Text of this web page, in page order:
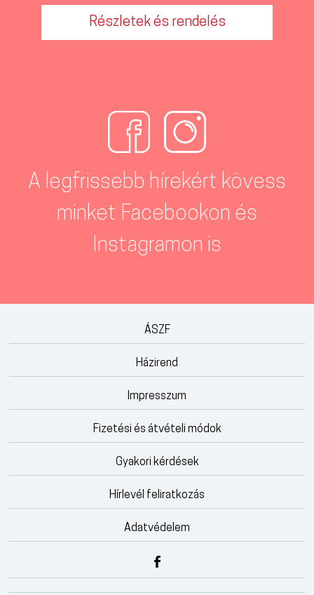
Részletek és rendelés
A legfrissebb hírekért kövess
minket Facebookon és
Instagramon is
ÁSZF
Házirend
Impresszum
Fizetési és átvételi módok
Gyakori kérdések
Hírlevél feliratkozás
Adatvédelem